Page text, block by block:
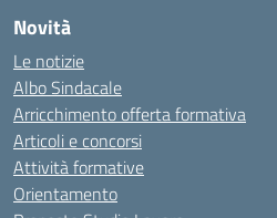
Novità
Le notizie
Albo Sindacale
Arricchimento offerta formativa
Articoli e concorsi
Attività formative
Orientamento